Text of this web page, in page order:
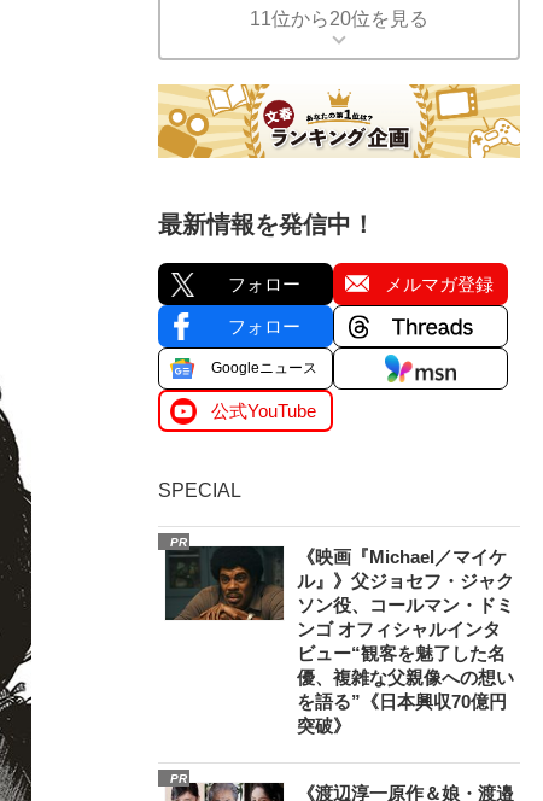
11位から20位を見る
最新情報を発信中！
フォロー メルマガ登録
フォロー
Googleニュース
公式YouTube
SPECIAL
PR
《映画『Michael／マイケ
ル』》父ジョセフ・ジャク
ソン役、コールマン・ドミ
ンゴ オフィシャルインタ
ビュー“観客を魅了した名
優、複雑な父親像への想い
を語る”《日本興収70億円
突破》
PR
《渡辺淳一原作＆娘・渡邉